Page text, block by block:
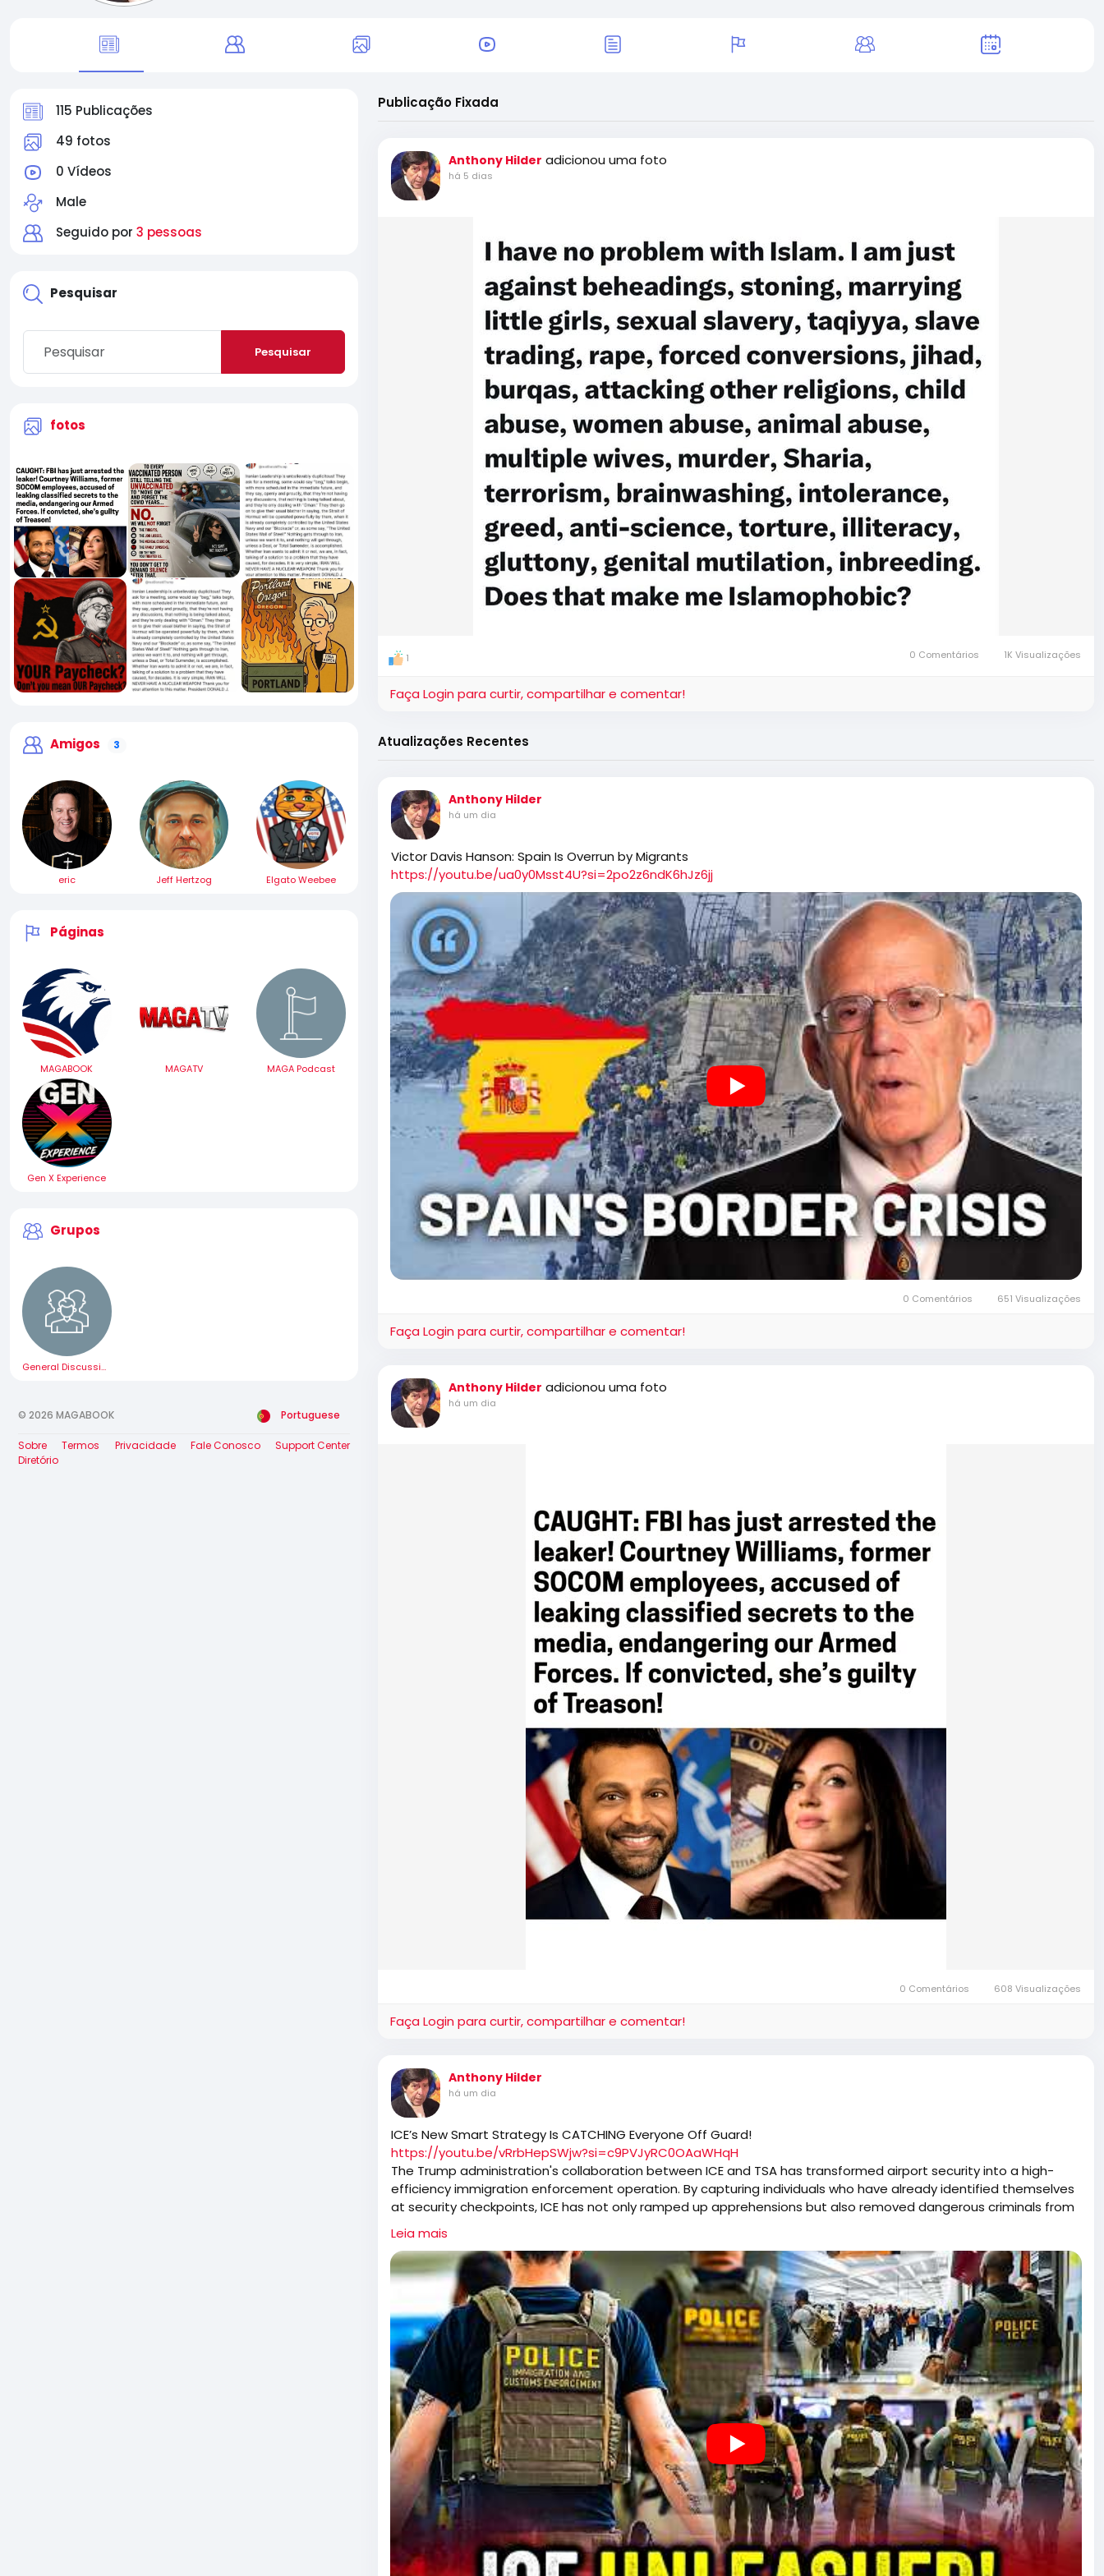
115 Publicações
49 fotos
0 Vídeos
Male
Seguido por 3 pessoas
Pesquisar
Pesquisar
fotos
Amigos 3
eric Jeff Hertzog Elgato Weebee
Páginas
MAGABOOK MAGATV MAGA Podcast
Gen X Experience
Grupos
General Discussion
© 2026 MAGABOOK Portuguese
Sobre Termos Privacidade Fale Conosco
Support Center
Diretório
Publicação Fixada
Anthony Hilder adicionou uma foto
há 5 dias
1 0 Comentários 1K Visualizações
Faça Login para curtir, compartilhar e comentar!
Atualizações Recentes
Anthony Hilder
há um dia
Victor Davis Hanson: Spain Is Overrun by Migrants
https://youtu.be/ua0y0Msst4U?si=2po2z6ndK6hJz6jj
0 Comentários 651 Visualizações
Faça Login para curtir, compartilhar e comentar!
Anthony Hilder adicionou uma foto
há um dia
0 Comentários 608 Visualizações
Faça Login para curtir, compartilhar e comentar!
Anthony Hilder
há um dia
ICE’s New Smart Strategy Is CATCHING Everyone Off Guard!
https://youtu.be/vRrbHepSWjw?si=c9PVJyRC0OAaWHqH
The Trump administration's collaboration between ICE and TSA has transformed airport security into a high-
efficiency immigration enforcement operation. By capturing individuals who have already identified themselves
at security checkpoints, ICE has not only ramped up apprehensions but also removed dangerous criminals from
the streets, contributing to significant drops in national crime rates.
Leia mais